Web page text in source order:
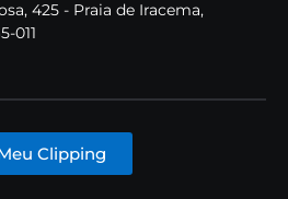
425 - Praia de Iracema,
011
Clipping